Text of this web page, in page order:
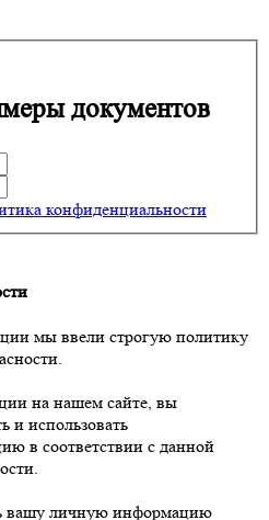
документов
конфиденциальности
мы ввели строгую политику
на нашем сайте, вы
и использовать
в соответствии с данной
вашу личную информацию